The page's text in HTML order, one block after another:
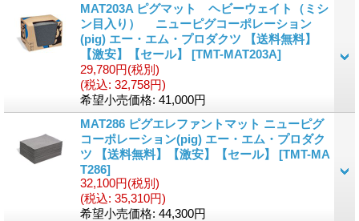
MAT203A ピグマット ヘビーウェイト（ミシ
ン目入り） ニューピグコーポレーション
(pig) エー・エム・プロダクツ 【送料無料】
【激安】【セール】 [TMT-MAT203A]
29,780円(税別)
(税込: 32,758円)
希望小売価格: 41,000円
MAT286 ピグエレファントマット ニューピグ
コーポレーション(pig) エー・エム・プロダク
ツ 【送料無料】【激安】【セール】 [TMT-MA
T286]
32,100円(税別)
(税込: 35,310円)
希望小売価格: 44,300円